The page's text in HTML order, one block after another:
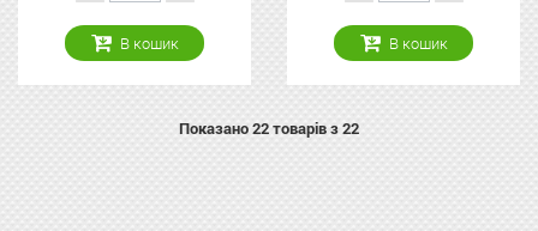
В кошик В кошик
Показано22товарів з 22